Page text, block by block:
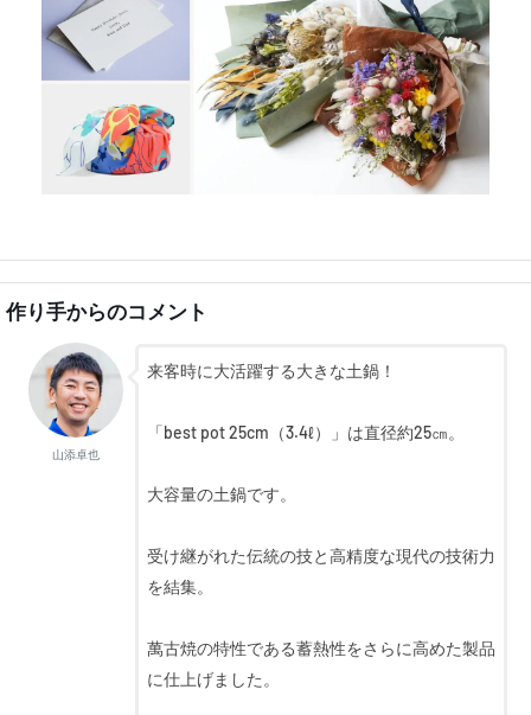
作り手からのコメント
山添卓也
来客時に大活躍する大きな土鍋！
「best pot 25cm（3.4ℓ）」は直径約25㎝。
大容量の土鍋です。
受け継がれた伝統の技と高精度な現代の技術力
を結集。
萬古焼の特性である蓄熱性をさらに高めた製品
に仕上げました。